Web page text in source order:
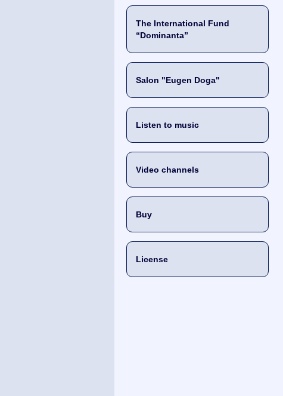
The International Fund
“Dominanta”
Salon "Eugen Doga"
Listen to music
Video channels
Buy
License